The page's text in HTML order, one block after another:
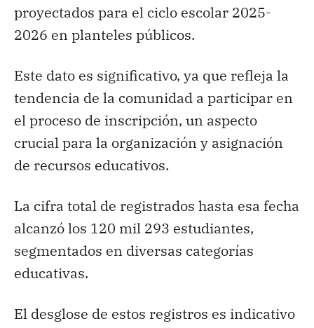
proyectados para el ciclo escolar 2025-
2026 en planteles públicos.
Este dato es significativo, ya que refleja la
tendencia de la comunidad a participar en
el proceso de inscripción, un aspecto
crucial para la organización y asignación
de recursos educativos.
La cifra total de registrados hasta esa fecha
alcanzó los 120 mil 293 estudiantes,
segmentados en diversas categorías
educativas.
El desglose de estos registros es indicativo